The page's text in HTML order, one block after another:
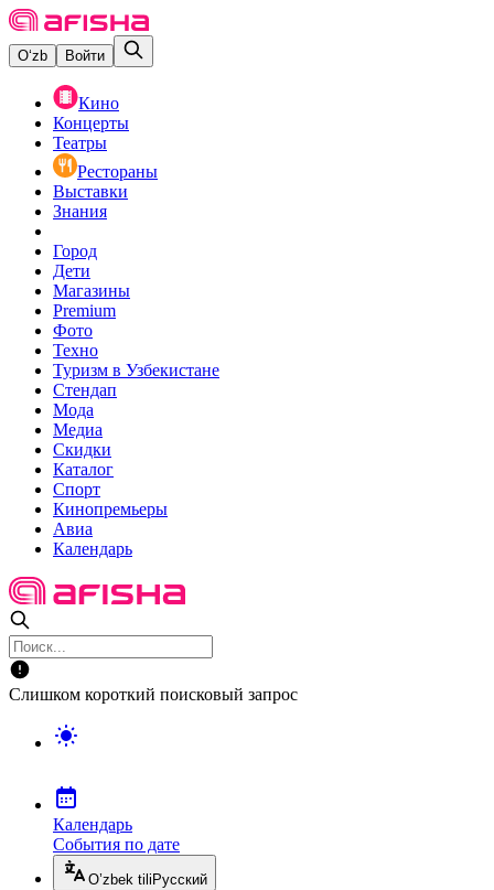
O‘zb Войти
Кино
Концерты
Театры
Рестораны
Выставки
Знания
Город
Дети
Магазины
Premium
Фото
Техно
Туризм в Узбекистане
Стендап
Мода
Медиа
Скидки
Каталог
Спорт
Кинопремьеры
Авиа
Календарь
Слишком короткий поисковый запрос
Календарь
События по дате
O’zbek tili Русский